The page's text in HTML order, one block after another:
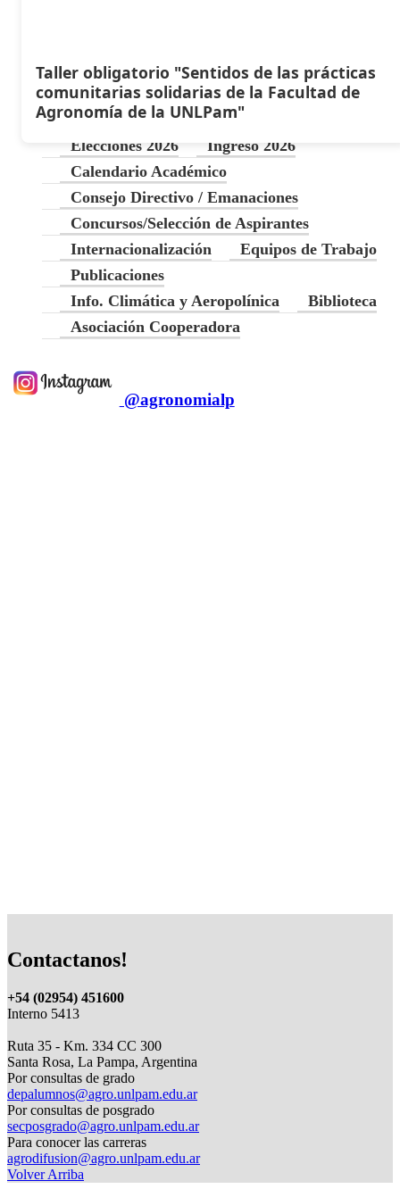
Taller obligatorio "Sentidos de las prácticas
comunitarias solidarias de la Facultad de
Agronomía de la UNLPam"
Elecciones 2026
Ingreso 2026
Calendario Académico
Consejo Directivo / Emanaciones
Concursos/Selección de Aspirantes
Internacionalización
Equipos de Trabajo
Publicaciones
Info. Climática y Aeropolínica
Biblioteca
Asociación Cooperadora
@agronomialp
Contactanos!
+54 (02954) 451600
Interno 5413
Ruta 35 - Km. 334 CC 300
Santa Rosa, La Pampa, Argentina
Por consultas de grado
depalumnos@agro.unlpam.edu.ar
Por consultas de posgrado
secposgrado@agro.unlpam.edu.ar
Para conocer las carreras
agrodifusion@agro.unlpam.edu.ar
Volver Arriba